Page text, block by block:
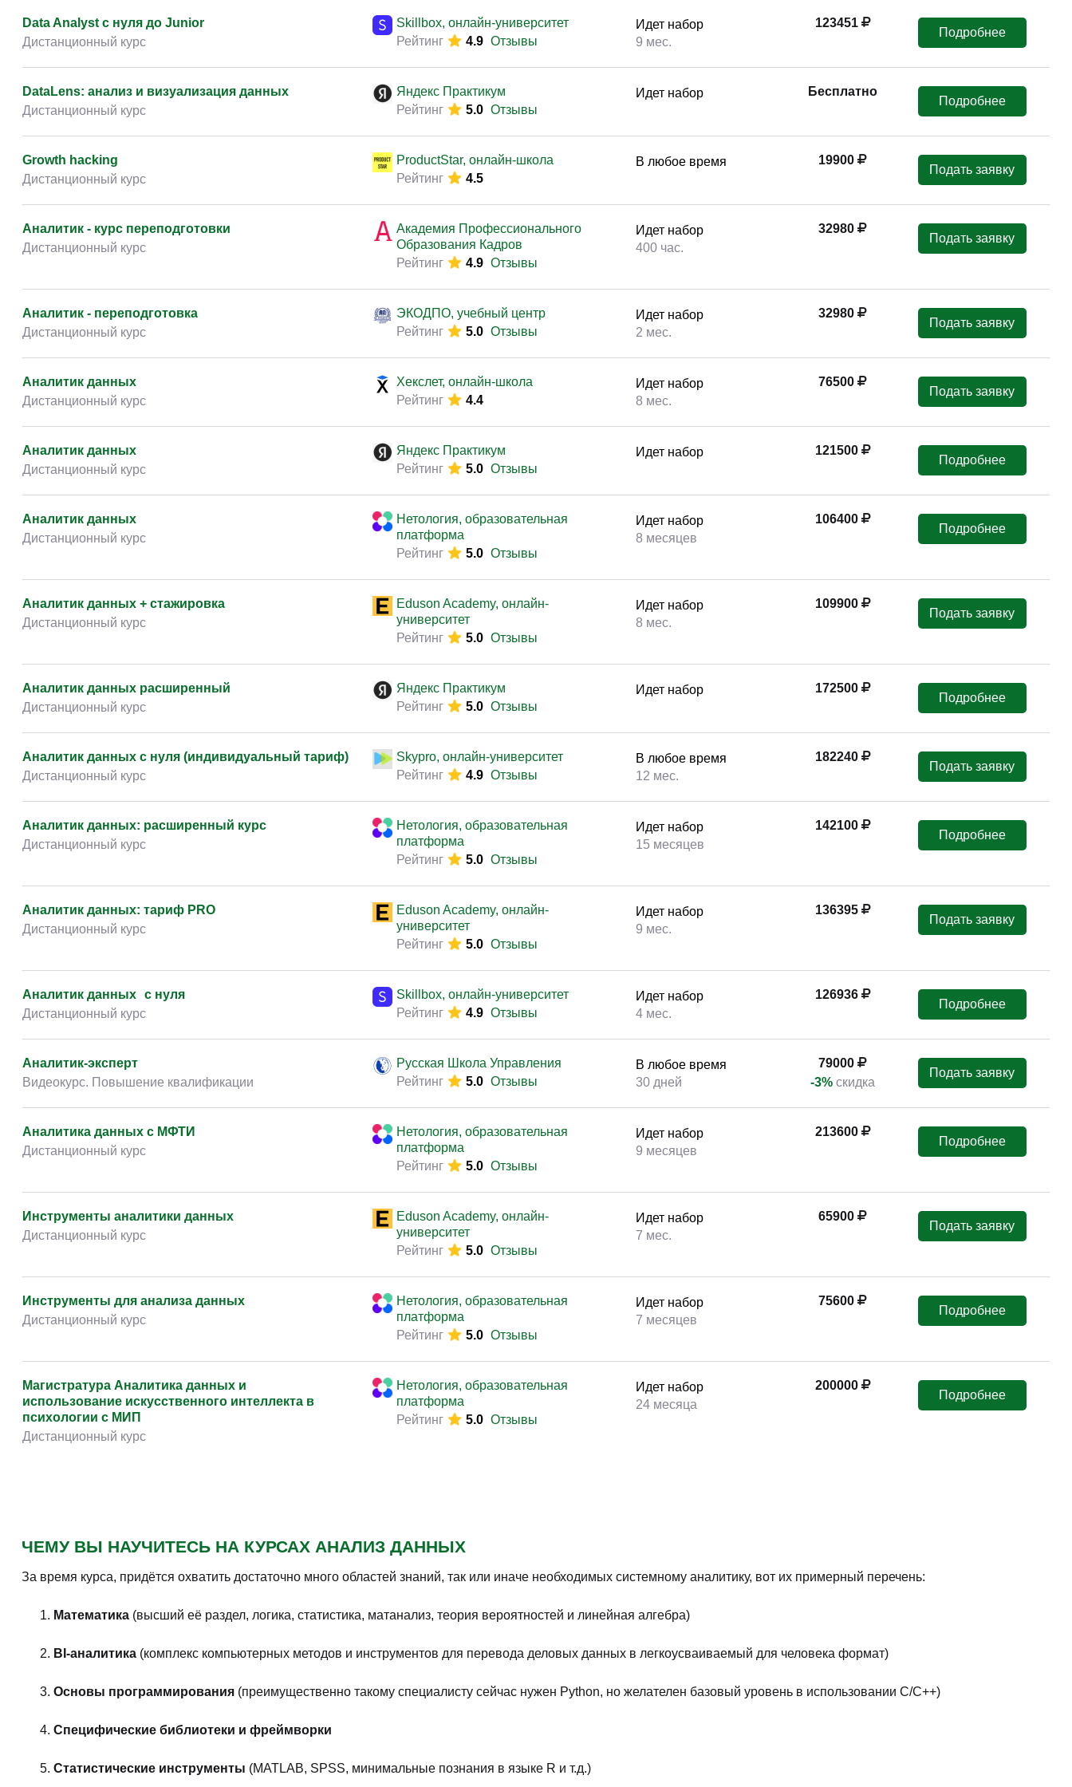
Детские / подростковые
Прочее (2862)
w ...
Логистика и снабжение (250)
Безопасность (205)
Data Analyst с нуля до Junior
Дистанционный курс
Skillbox, онлайн-университет
Рейтинг
4.9 Отзывы
Идет набор
9 мес.
123451
Подробнее
DataLens: анализ и визуализация данных
Дистанционный курс
Яндекс Практикум
Рейтинг
5.0 Отзывы
Идет набор Бесплатно
Подробнее
Growth hacking
Дистанционный курс
ProductStar, онлайн-школа
Рейтинг
4.5
В любое время 19900
Подать заявку
Аналитик - курс переподготовки
Дистанционный курс
Академия Профессионального
Образования Кадров
Рейтинг
4.9 Отзывы
Идет набор
400 час.
32980
Подать заявку
Аналитик - переподготовка
Дистанционный курс
ЭКОДПО, учебный центр
Рейтинг
5.0 Отзывы
Идет набор
2 мес.
32980
Подать заявку
Аналитик данных
Дистанционный курс
Хекслет, онлайн-школа
Рейтинг
4.4
Идет набор
8 мес.
76500
Подать заявку
Аналитик данных
Дистанционный курс
Яндекс Практикум
Рейтинг
5.0 Отзывы
Идет набор 121500
Подробнее
Аналитик данных
Дистанционный курс
Нетология, образовательная
платформа
Рейтинг
5.0 Отзывы
Идет набор
8 месяцев
106400
Подробнее
Аналитик данных + стажировка
Дистанционный курс
Eduson Academy, онлайн-
университет
Рейтинг
5.0 Отзывы
Идет набор
8 мес.
109900
Подать заявку
Аналитик данных расширенный
Дистанционный курс
Яндекс Практикум
Рейтинг
5.0 Отзывы
Идет набор 172500
Подробнее
Аналитик данных с нуля (индивидуальный тариф)
Дистанционный курс
Skypro, онлайн-университет
Рейтинг
4.9 Отзывы
В любое время
12 мес.
182240
Подать заявку
Аналитик данных: расширенный курс
Дистанционный курс
Нетология, образовательная
платформа
Рейтинг
5.0 Отзывы
Идет набор
15 месяцев
142100
Подробнее
Аналитик данных: тариф PRO
Дистанционный курс
Eduson Academy, онлайн-
университет
Рейтинг
5.0 Отзывы
Идет набор
9 мес.
136395
Подать заявку
Аналитик данных с нуля
Дистанционный курс
Skillbox, онлайн-университет
Рейтинг
4.9 Отзывы
Идет набор
4 мес.
126936
Подробнее
Аналитик-эксперт
Видеокурс. Повышение квалификации
Русская Школа Управления
Рейтинг
5.0 Отзывы
В любое время
30 дней
79000
-3% скидка
Подать заявку
Аналитика данных c МФТИ
Дистанционный курс
Нетология, образовательная
платформа
Рейтинг
5.0 Отзывы
Идет набор
9 месяцев
213600
Подробнее
Инструменты аналитики данных
Дистанционный курс
Eduson Academy, онлайн-
университет
Рейтинг
5.0 Отзывы
Идет набор
7 мес.
65900
Подать заявку
Инструменты для анализа данных
Дистанционный курс
Нетология, образовательная
платформа
Рейтинг
5.0 Отзывы
Идет набор
7 месяцев
75600
Подробнее
Магистратура Аналитика данных и
использование искусственного интеллекта в
психологии с МИП
Дистанционный курс
Нетология, образовательная
платформа
Рейтинг
5.0 Отзывы
Идет набор
24 месяца
200000
Подробнее
Нейросети для анализа и исследований: тариф
Базовый
Eduson Academy, онлайн-
университет
Идет набор
49900
Онлайн-курс Аналитик данных
Бруноям
Идет набор
67900
Программирование для анализа данных с нуля